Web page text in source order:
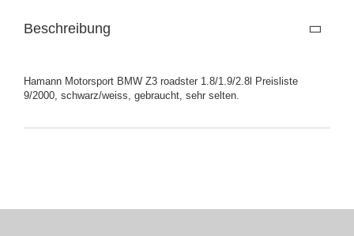
Beschreibung
Hamann Motorsport BMW Z3 roadster 1.8/1.9/2.8l Preisliste
9/2000, schwarz/weiss, gebraucht, sehr selten.